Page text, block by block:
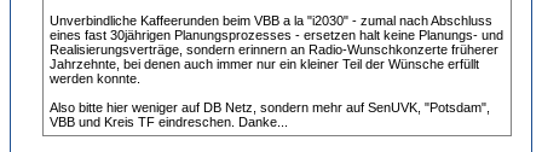
Unverbindliche Kaffeerunden beim VBB a la "i2030" - zumal nach Abschluss
eines fast 30jährigen Planungsprozesses - ersetzen halt keine Planungs- und
Realisierungsverträge, sondern erinnern an Radio-Wunschkonzerte früherer
Jahrzehnte, bei denen auch immer nur ein kleiner Teil der Wünsche erfüllt
werden konnte.
Also bitte hier weniger auf DB Netz, sondern mehr auf SenUVK, "Potsdam",
VBB und Kreis TF eindreschen. Danke...